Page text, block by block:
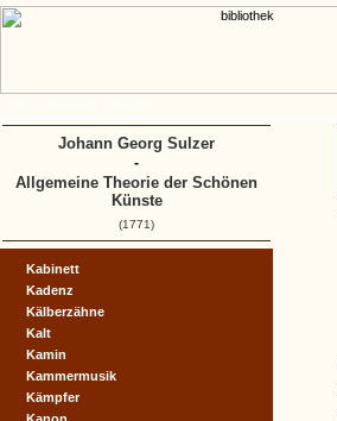
Kabinett
Kadenz
Kälberzähne
Kalt
Kamin
Kammermusik
Kämpfer
Johann Georg Sulzer
-
Allgemeine Theorie der Schönen
Künste
(1771)